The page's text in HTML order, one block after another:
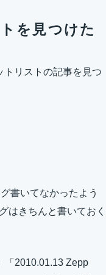
を見つけた
リストの記事を見つ
書いてなかったよう
はきちんと書いておく
「2010.01.13 Zepp